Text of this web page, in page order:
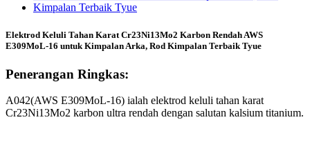
Elektrod Keluli Tahan Karat Cr23Ni13Mo2 Karbon Rendah AWS
E309MoL-16 untuk Kimpalan Arka, Rod Kimpalan Terbaik Tyue
Penerangan Ringkas:
A042(AWS E309MoL-16) ialah elektrod keluli tahan karat
Cr23Ni13Mo2 karbon ultra rendah dengan salutan kalsium titanium.